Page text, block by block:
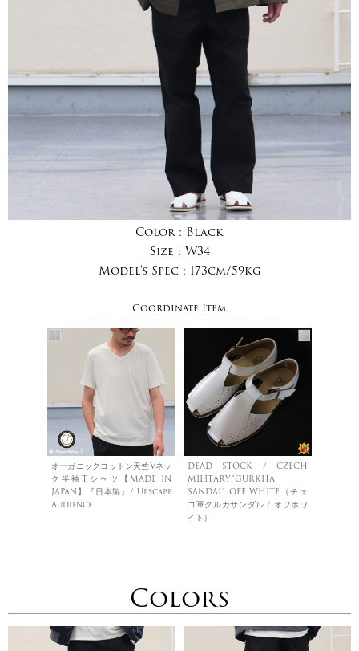
Color : Black
Size : W34
Model's Spec : 173cm/59kg
Coordinate Item
オーガニックコットン天竺Vネッ
ク半袖Tシャツ【MADE IN
JAPAN】『日本製』/ Upscape
Audience
DEAD STOCK / CZECH
MILITARY”GURKHA
SANDAL” OFF WHITE（チェ
コ軍グルカサンダル / オフホワ
イト）
Colors